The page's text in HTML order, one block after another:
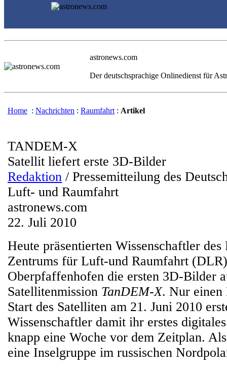
astronews.com
Der deutschsprachige Onlinedienst für
Home : Nachrichten : Raumfahrt : Artikel
TANDEM-X
Satellit liefert erste 3D-Bilder
Redaktion / Pressemitteilung des
Luft- und Raumfahrt
astronews.com
22. Juli 2010
Heute präsentierten Wissenschaftler des
Zentrums für Luft-und Raumfahrt
Oberpfaffenhofen die ersten 3D-Bilder
Satellitenmission TanDEM-X. Nur einen
Start des Satelliten am 21. Juni 2010
Wissenschaftler damit ihr erstes
knapp eine Woche vor dem Zeitplan.
eine Inselgruppe im russischen